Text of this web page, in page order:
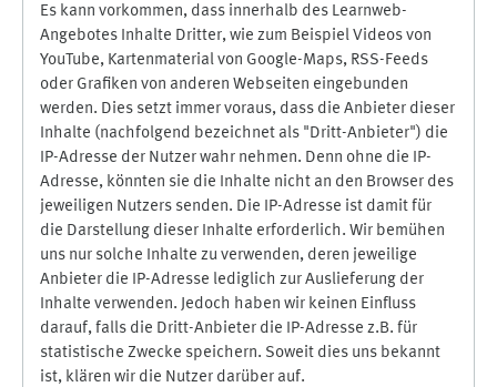
Es kann vorkommen, dass innerhalb des Learnweb-
Angebotes Inhalte Dritter, wie zum Beispiel Videos von
YouTube, Kartenmaterial von Google-Maps, RSS-Feeds
oder Grafiken von anderen Webseiten eingebunden
werden. Dies setzt immer voraus, dass die Anbieter dieser
Inhalte (nachfolgend bezeichnet als "Dritt-Anbieter") die
IP-Adresse der Nutzer wahr nehmen. Denn ohne die IP-
Adresse, könnten sie die Inhalte nicht an den Browser des
jeweiligen Nutzers senden. Die IP-Adresse ist damit für
die Darstellung dieser Inhalte erforderlich. Wir bemühen
uns nur solche Inhalte zu verwenden, deren jeweilige
Anbieter die IP-Adresse lediglich zur Auslieferung der
Inhalte verwenden. Jedoch haben wir keinen Einfluss
darauf, falls die Dritt-Anbieter die IP-Adresse z.B. für
statistische Zwecke speichern. Soweit dies uns bekannt
ist, klären wir die Nutzer darüber auf.